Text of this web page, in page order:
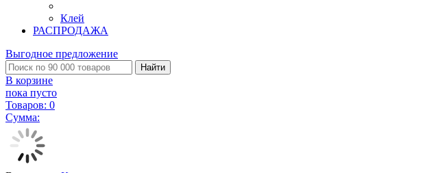
Клей
РАСПРОДАЖА
Выгодное предложение
Найти
В корзине
пока пусто
Товаров: 0
Сумма: